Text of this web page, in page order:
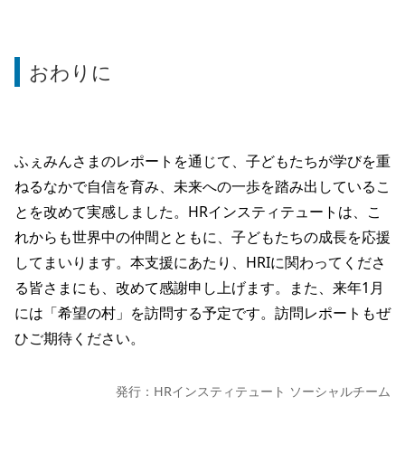
おわりに
ふぇみんさまのレポートを通じて、子どもたちが学びを重
ねるなかで自信を育み、未来への一歩を踏み出しているこ
とを改めて実感しました。HRインスティテュートは、こ
れからも世界中の仲間とともに、子どもたちの成長を応援
してまいります。本支援にあたり、HRIに関わってくださ
る皆さまにも、改めて感謝申し上げます。また、来年1月
には「希望の村」を訪問する予定です。訪問レポートもぜ
ひご期待ください。
発行：HRインスティテュート ソーシャルチーム